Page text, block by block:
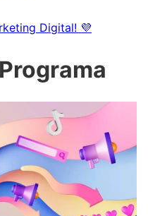
Digital! 💜